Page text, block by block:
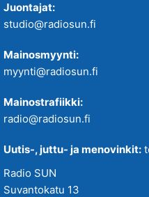
Juontajat:
studio@radiosun.fi
Mainosmyynti:
myynti@radiosun.fi
Mainostrafiikki:
radio@radiosun.fi
Uutis-, juttu- ja menovinkit:
Radio SUN
Suvantokatu 13